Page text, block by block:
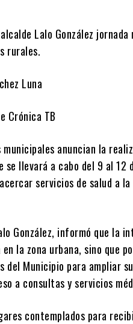
Lalo González
rurales.
Luna
Crónica TB
anuncian la
llevará a cabo del 9 al 12
servicios de salud a
González, informó que la
en la zona urbana, sino que
del Municipio para ampliar
a consultas y servicios
contemplados para